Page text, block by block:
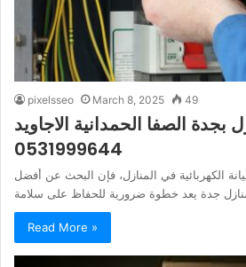
pixelsseo March 8, 2025 49
الصفا الحمدانية الاجاويد
0531999644
الكهربائية في المنازل، فإن البحث عن أفضل
Read More »